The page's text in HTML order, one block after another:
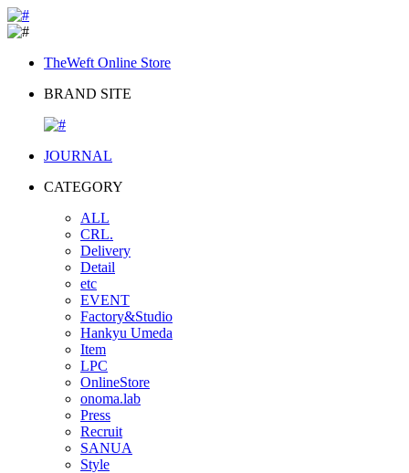
TheWeft Online Store
BRAND SITE
JOURNAL
CATEGORY
ALL
CRL.
Delivery
Detail
etc
EVENT
Factory&Studio
Hankyu Umeda
Item
LPC
OnlineStore
onoma.lab
Press
Recruit
SANUA
Style